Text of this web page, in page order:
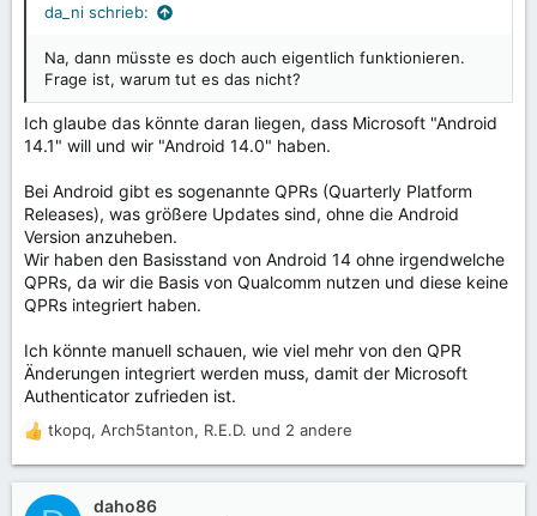
da_ni schrieb:
Na, dann müsste es doch auch eigentlich funktionieren.
Frage ist, warum tut es das nicht?
Ich glaube das könnte daran liegen, dass Microsoft "Android
14.1" will und wir "Android 14.0" haben.
Bei Android gibt es sogenannte QPRs (Quarterly Platform
Releases), was größere Updates sind, ohne die Android
Version anzuheben.
Wir haben den Basisstand von Android 14 ohne irgendwelche
QPRs, da wir die Basis von Qualcomm nutzen und diese keine
QPRs integriert haben.
Ich könnte manuell schauen, wie viel mehr von den QPR
Änderungen integriert werden muss, damit der Microsoft
Authenticator zufrieden ist.
R
e
a
k
tkopq, Arch5tanton, R.E.D. und 2 andere
daho86